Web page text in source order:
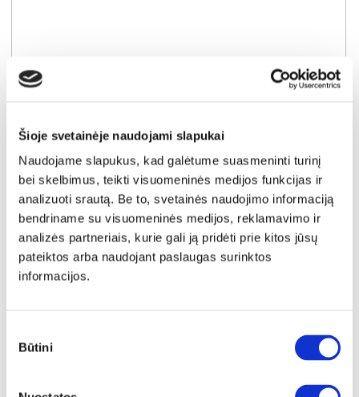
Šioje svetainėje naudojami slapukai
Naudojame slapukus, kad galėtume suasmeninti turinį
bei skelbimus, teikti visuomeninės medijos funkcijas ir
analizuoti srautą. Be to, svetainės naudojimo informaciją
bendriname su visuomeninės medijos, reklamavimo ir
analizės partneriais, kurie gali ją pridėti prie kitos jūsų
pateiktos arba naudojant paslaugas surinktos
informacijos.
pasirinkimas
Būtini
ALICE SPRINGS ACSD222-U60 batų dėžė-komoda
Kaina:
94€
Į krepšelį